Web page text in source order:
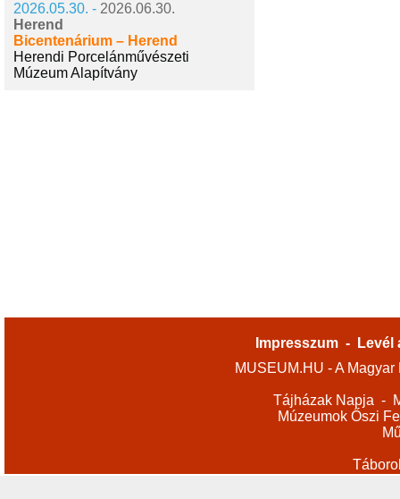
2026.05.30. - 2026.06.30.
Herend
Bicentenárium – Herend
Herendi Porcelánművészeti
Múzeum Alapítvány
Impresszum -
Levél
MUSEUM.HU - A
Tájházak Napja -
Múzeumok Őszi